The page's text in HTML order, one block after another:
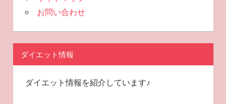
お問い合わせ
ダイエット情報
ダイエット情報を紹介しています♪